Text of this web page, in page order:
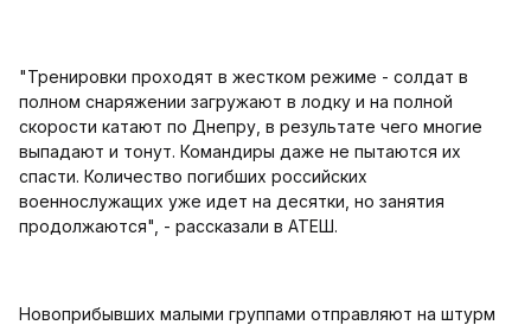
"Тренировки проходят в жестком режиме - солдат в
полном снаряжении загружают в лодку и на полной
скорости катают по Днепру, в результате чего многие
выпадают и тонут. Командиры даже не пытаются их
спасти. Количество погибших российских
военнослужащих уже идет на десятки, но занятия
продолжаются", - рассказали в АТЕШ.
Новоприбывших малыми группами отправляют на штурм